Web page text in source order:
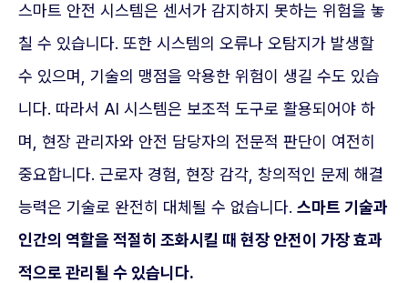
스마트 안전 시스템은 센서가 감지하지 못하는 위험을 놓
칠 수 있습니다. 또한 시스템의 오류나 오탐지가 발생할
수 있으며, 기술의 맹점을 악용한 위험이 생길 수도 있습
니다. 따라서 AI 시스템은 보조적 도구로 활용되어야 하
며, 현장 관리자와 안전 담당자의 전문적 판단이 여전히
중요합니다. 근로자 경험, 현장 감각, 창의적인 문제 해결
능력은 기술로 완전히 대체될 수 없습니다. 스마트 기술과
인간의 역할을 적절히 조화시킬 때 현장 안전이 가장 효과
적으로 관리될 수 있습니다.